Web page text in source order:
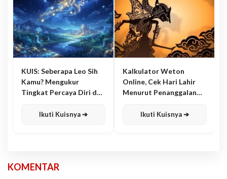
KUIS: Seberapa Leo Sih
Kamu? Mengukur
Tingkat Percaya Diri dan
Ikuti Kuisnya ➔
Kalkulator Weton
Online, Cek Hari Lahir
Menurut Penanggalan
Ikuti Kuisnya ➔
KOMENTAR